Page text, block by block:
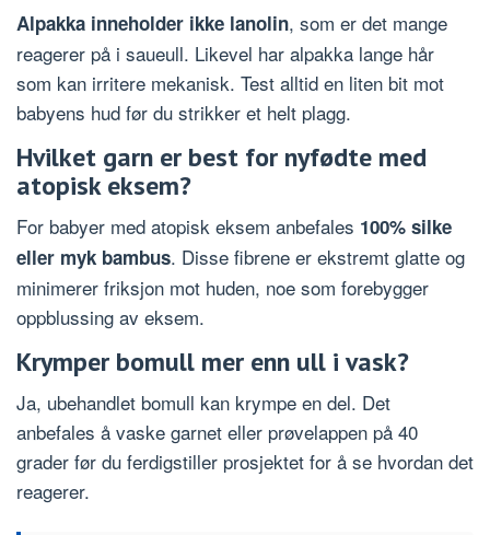
Alpakka inneholder ikke lanolin, som er det mange
reagerer på i saueull. Likevel har alpakka lange hår
som kan irritere mekanisk. Test alltid en liten bit mot
babyens hud før du strikker et helt plagg.
Hvilket garn er best for nyfødte med
atopisk eksem?
For babyer med atopisk eksem anbefales 100% silke
eller myk bambus. Disse fibrene er ekstremt glatte og
minimerer friksjon mot huden, noe som forebygger
oppblussing av eksem.
Krymper bomull mer enn ull i vask?
Ja, ubehandlet bomull kan krympe en del. Det
anbefales å vaske garnet eller prøvelappen på 40
grader før du ferdigstiller prosjektet for å se hvordan det
reagerer.